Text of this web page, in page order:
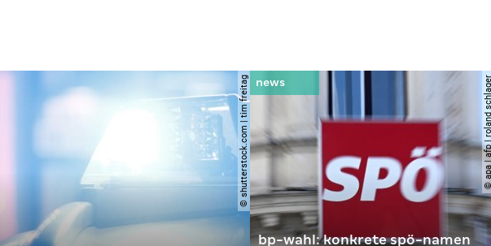
© shutterstock.com | tim freitag © apa | afp
bp-wahl: konkrete spö-namen